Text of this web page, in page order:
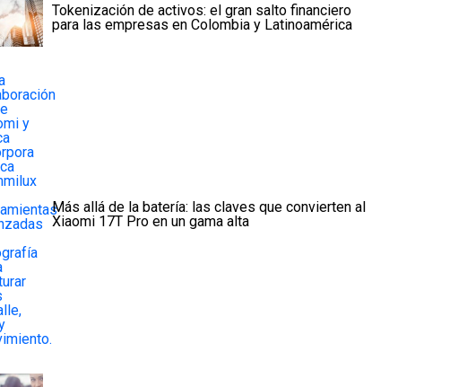
Tokenización de activos: el gran salto financiero
para las empresas en Colombia y Latinoamérica
Más allá de la batería: las claves que convierten al
Xiaomi 17T Pro en un gama alta